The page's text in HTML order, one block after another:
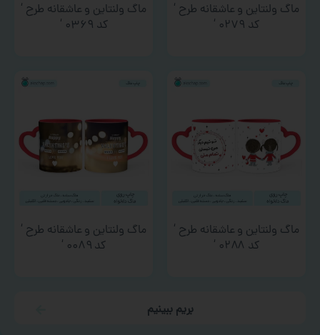
ماگ ولنتاین و عاشقانه طرح ‘
کد ۰۲۷۹ ‘
ماگ ولنتاین و عاشقانه طرح ‘
کد ۰۳۶۹ ‘
ماگ ولنتاین و عاشقانه طرح ‘
کد ۰۲۸۸ ‘
ماگ ولنتاین و عاشقانه طرح ‘
کد ۰۰۸۹ ‘
بریم ببینیم